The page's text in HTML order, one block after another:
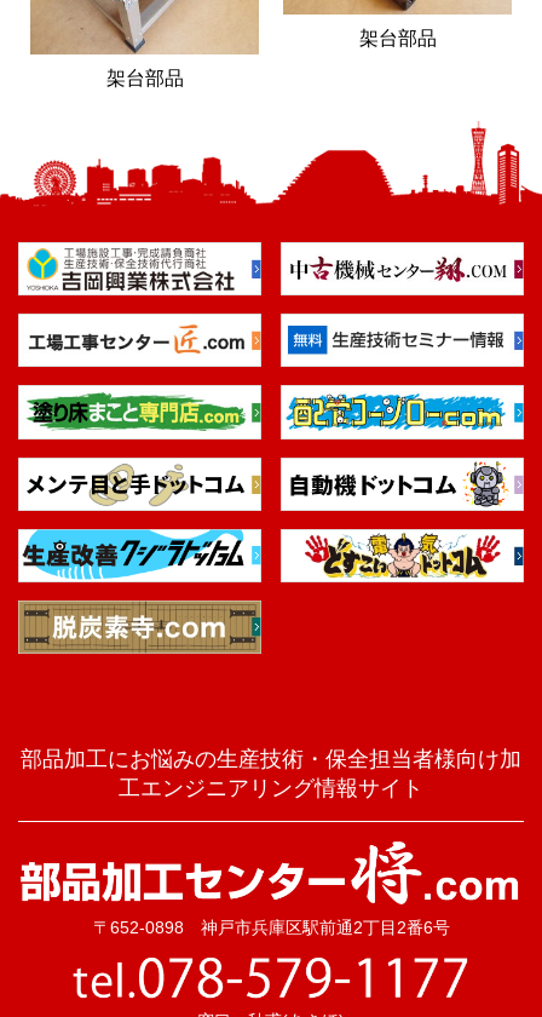
架台部品
架台部品
部品加工にお悩みの生産技術・保全担当者様向け加
工エンジニアリング情報サイト
〒652-0898 神戸市兵庫区駅前通2丁目2番6号